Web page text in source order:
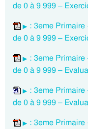
de 0 à 9 999 –
: 3eme
de 0 à 9 999 –
: 3eme
de 0 à 9 999 –
: 3eme
de 0 à 9 999 –
: 3eme